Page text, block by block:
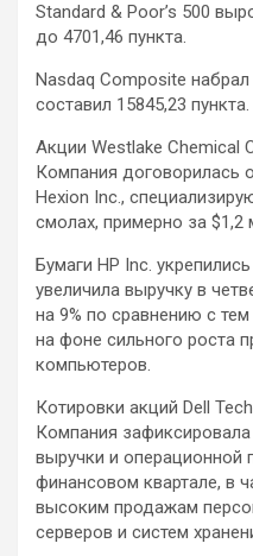
Standard & Poor’s 500
до 4701,46 пункта.
Nasdaq Composite набрал
составил 15845,23 пункта.
Акции Westlake Chemical
Компания договорилась
Hexion Inc.,
смолах, примерно за $1,2
Бумаги HP Inc.
увеличила выручку в
на 9% по сравнению с
на фоне сильного роста
компьютеров.
Котировки акций Dell
Компания
выручки и операционной
финансовом квартале, в
высоким продажам
серверов и систем